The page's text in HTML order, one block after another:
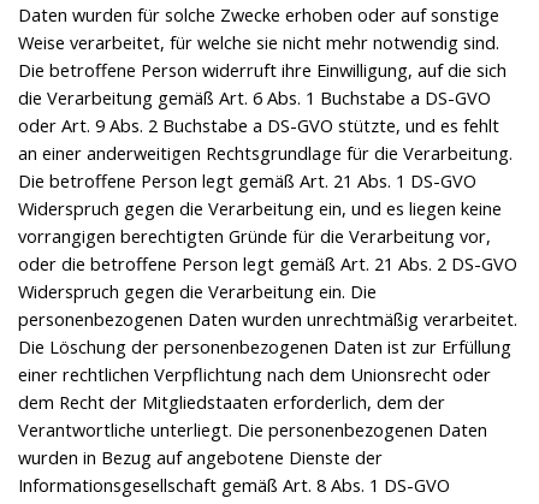
Daten wurden für solche Zwecke erhoben oder auf sonstige
Weise verarbeitet, für welche sie nicht mehr notwendig sind.
Die betroffene Person widerruft ihre Einwilligung, auf die sich
die Verarbeitung gemäß Art. 6 Abs. 1 Buchstabe a DS-GVO
oder Art. 9 Abs. 2 Buchstabe a DS-GVO stützte, und es fehlt
an einer anderweitigen Rechtsgrundlage für die Verarbeitung.
Die betroffene Person legt gemäß Art. 21 Abs. 1 DS-GVO
Widerspruch gegen die Verarbeitung ein, und es liegen keine
vorrangigen berechtigten Gründe für die Verarbeitung vor,
oder die betroffene Person legt gemäß Art. 21 Abs. 2 DS-GVO
Widerspruch gegen die Verarbeitung ein. Die
personenbezogenen Daten wurden unrechtmäßig verarbeitet.
Die Löschung der personenbezogenen Daten ist zur Erfüllung
einer rechtlichen Verpflichtung nach dem Unionsrecht oder
dem Recht der Mitgliedstaaten erforderlich, dem der
Verantwortliche unterliegt. Die personenbezogenen Daten
wurden in Bezug auf angebotene Dienste der
Informationsgesellschaft gemäß Art. 8 Abs. 1 DS-GVO